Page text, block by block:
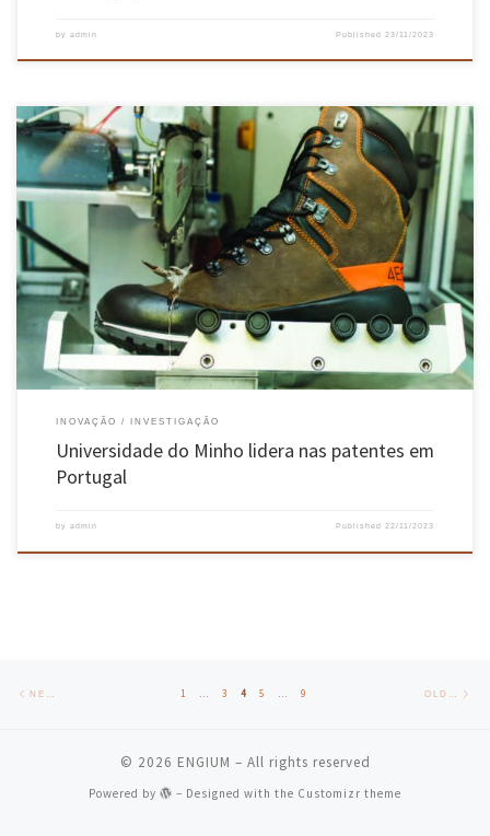
by admin Published 23/11/2023
A Universidade do Minho é a instituição nacional com mais pedidos de “famílias de
patentes”, segundo o “Barómetro Inventa 2023 – Patentes Made in Portugal”. Os 69
registos desta academia incluem inovações médicas, biotecnológicas, de condução
autónoma, de fabrico, de produção e de construção, entre outras. Os resultados reforçam o
[…]
INOVAÇÃO INVESTIGAÇÃO
Universidade do Minho lidera nas patentes em
Portugal
by admin Published 22/11/2023
Posts navigation 1 … 3 4 5 … 9
© 2026 ENGIUM – All rights reserved
Powered by – Designed with the Customizr theme